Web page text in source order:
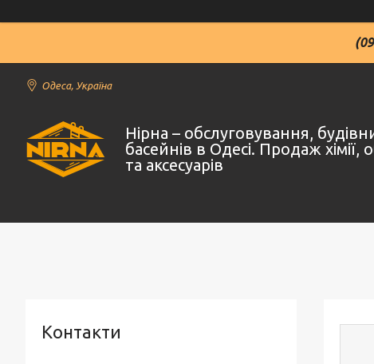
Одеса, Україна
Нірна – обслуговування,
басейнів в Одесі. Продаж хімії,
та аксесуарів
Контакти